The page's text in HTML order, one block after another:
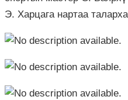
Э. Харцага нартаа